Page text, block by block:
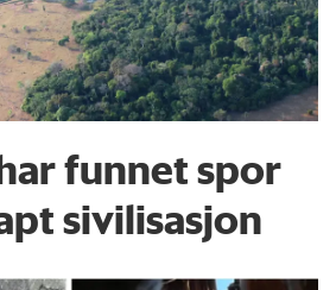
funnet spor
sivilisasjon